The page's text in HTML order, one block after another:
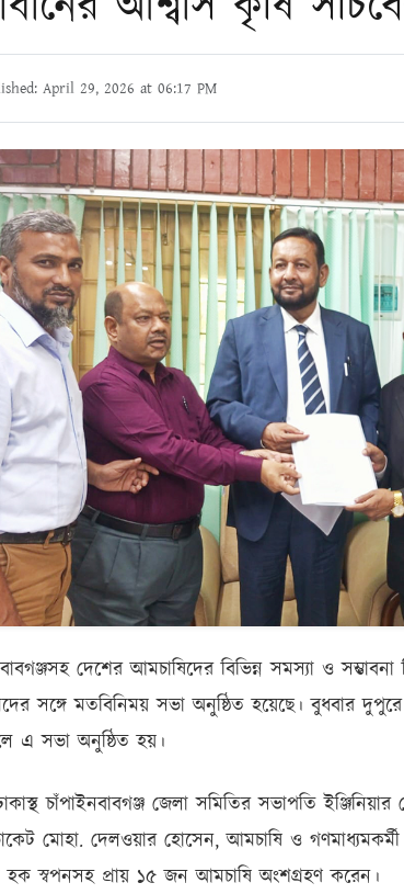
April 29, 2026 at 06:17 PM
দেশের আমচাষিদের বিভিন্ন সমস্যা ও
সঙ্গে মতবিনিময় সভা অনুষ্ঠিত হয়েছে। বুধবার
এ সভা অনুষ্ঠিত হয়।
চাঁপাইনবাবগঞ্জ জেলা সমিতির সভাপতি
মোহা. দেলওয়ার হোসেন, আমচাষি ও
স্বপনসহ প্রায় ১৫ জন আমচাষি অংশগ্রহণ করেন।